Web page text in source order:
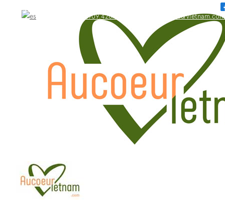
WhatsApp: +84.909.426.406 bonjour@aucoeurvietnam.com
WhatsApp: +84.909.426.406